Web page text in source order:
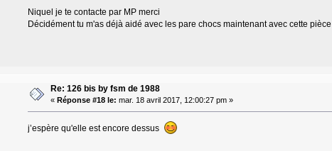
Niquel je te contacte par MP merci
Décidément tu m'as déjà aidé avec les pare chocs maintenant avec cette pièce
Re: 126 bis by fsm de 1988
« Réponse #18 le: mar. 18 avril 2017, 12:00:27 pm »
j’espère qu'elle est encore dessus